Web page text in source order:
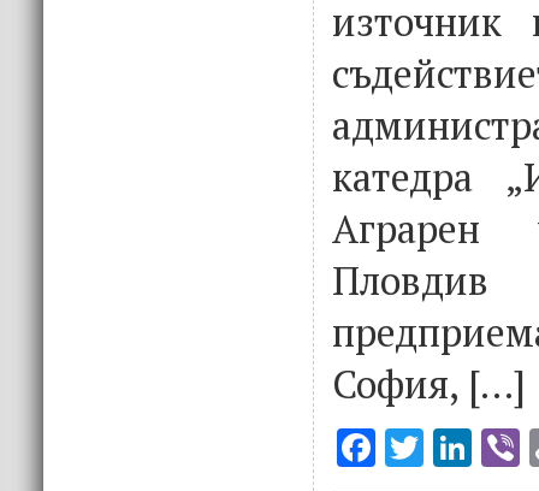
източник
катедра
Аграрен
София, […]
F T Li